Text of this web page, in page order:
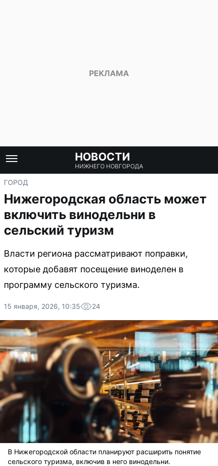
НОВОСТИ
НИЖНЕГО НОВГОРОДА
ГОРОД
Нижегородская область может
включить винодельни в
сельский туризм
Власти региона рассматривают поправки,
которые добавят посещение виноделен в
программу сельского туризма.
15 января, 2026, 10:35 24
В Нижегородской области планируют расширить понятие
сельского туризма, включив в него винодельни.